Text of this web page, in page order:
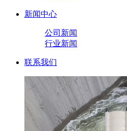
新闻中心
公司新闻
行业新闻
联系我们